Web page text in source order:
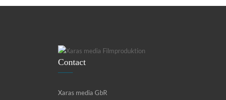
Contact
Xaras media GbR